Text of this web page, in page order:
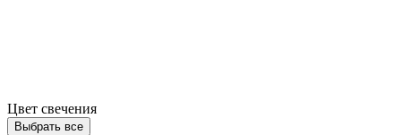
Цвет свечения
Выбрать все